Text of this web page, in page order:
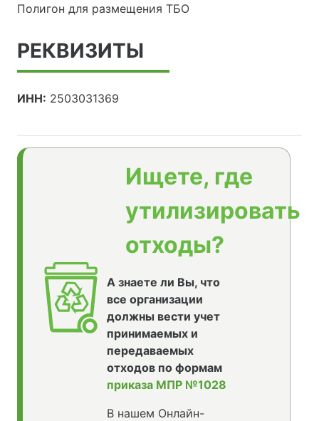
Полигон для размещения ТБО
РЕКВИЗИТЫ
ИНН: 2503031369
Ищете, где
утилизировать
отходы?
А знаете ли Вы, что
все организации
должны вести учет
принимаемых и
передаваемых
отходов по формам
приказа МПР №1028
В нашем Онлайн-